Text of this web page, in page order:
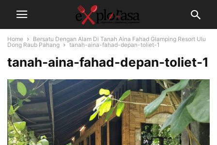
Home
Bersatu Dengan Alam Di Tanah Aina Fahad Glamping Resort Ulu
Dong Raub Pahang
tanah-aina-fahad-depan-toliet-1
tanah-aina-fahad-depan-toliet-1